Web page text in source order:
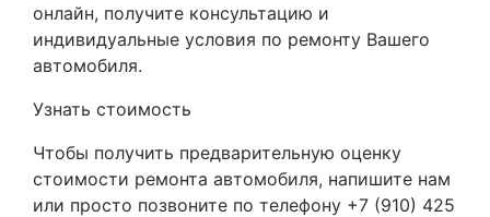
онлайн, получите консультацию и
индивидуальные условия по ремонту Вашего
автомобиля.
Узнать стоимость
Чтобы получить предварительную оценку
стоимости ремонта автомобиля, напишите нам
или просто позвоните по телефону +7 (910) 425